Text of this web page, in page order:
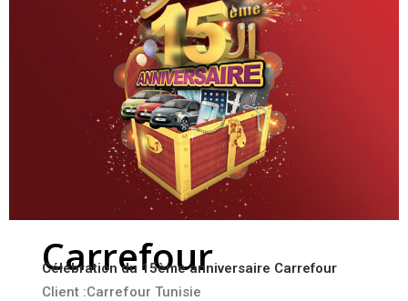
Carrefour
Célébration du 15ème anniversaire Carrefour
Client :Carrefour Tunisie